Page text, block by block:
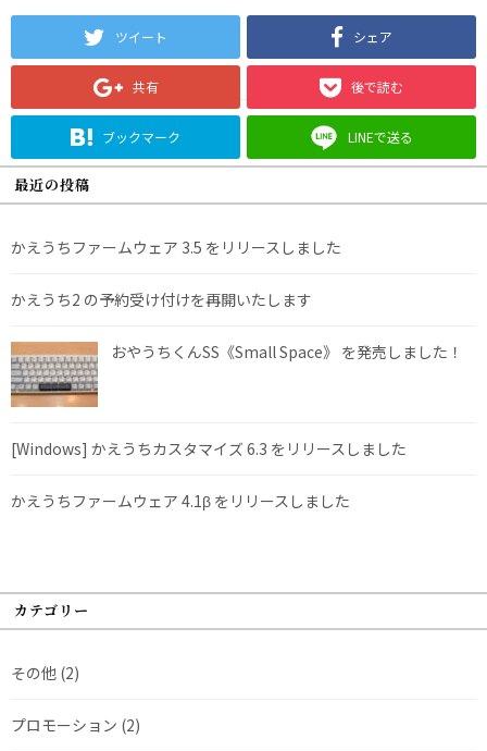
ツイート シェア
共有 後で読む
ブックマーク LINEで送る
最近の投稿
かえうちファームウェア 3.5 をリリースしました
かえうち2 の予約受け付けを再開いたします
おやうちくんSS《Small Space》 を発売しました！
[Windows] かえうちカスタマイズ 6.3 をリリースしました
かえうちファームウェア 4.1β をリリースしました
カテゴリー
その他 (2)
プロモーション (2)